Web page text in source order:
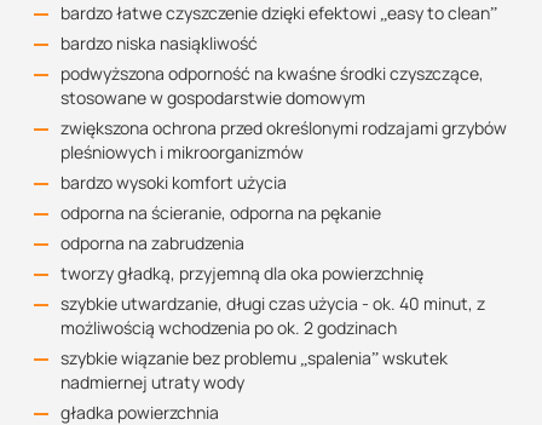
bardzo łatwe czyszczenie dzięki efektowi „easy to clean”
bardzo niska nasiąkliwość
podwyższona odporność na kwaśne środki czyszczące,
stosowane w gospodarstwie domowym
zwiększona ochrona przed określonymi rodzajami grzybów
pleśniowych i mikroorganizmów
bardzo wysoki komfort użycia
odporna na ścieranie, odporna na pękanie
odporna na zabrudzenia
tworzy gładką, przyjemną dla oka powierzchnię
szybkie utwardzanie, długi czas użycia - ok. 40 minut, z
możliwością wchodzenia po ok. 2 godzinach
szybkie wiązanie bez problemu „spalenia” wskutek
nadmiernej utraty wody
gładka powierzchnia